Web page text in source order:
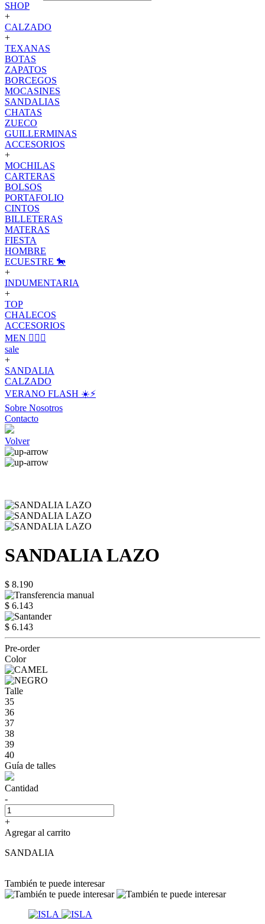
SHOP
+
CALZADO
+
TEXANAS
BOTAS
ZAPATOS
BORCEGOS
MOCASINES
SANDALIAS
CHATAS
ZUECO
GUILLERMINAS
ACCESORIOS
+
MOCHILAS
CARTERAS
BOLSOS
PORTAFOLIO
CINTOS
BILLETERAS
MATERAS
FIESTA
HOMBRE
ECUESTRE 🐎
+
INDUMENTARIA
+
TOP
CHALECOS
ACCESORIOS
MEN 🙋🏽‍♂️
sale
+
SANDALIA
CALZADO
VERANO FLASH ☀️⚡️
Sobre Nosotros
Contacto
Volver
SANDALIA LAZO
$ 8.190
$ 6.143
$ 6.143
Pre-order
Color
Talle
35
36
37
38
39
40
Guía de talles
Cantidad
-
+
Agregar al carrito
SANDALIA
También te puede interesar